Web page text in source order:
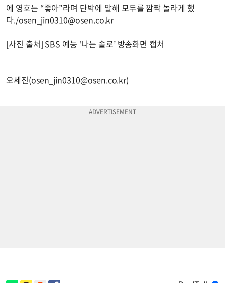
에 영호는 “좋아”라며 단박에 말해 모두를 깜짝 놀라게 했
다./osen_jin0310@osen.co.kr
[사진 출처] SBS 예능 ‘나는 솔로’ 방송화면 캡처
오세진(osen_jin0310@osen.co.kr)